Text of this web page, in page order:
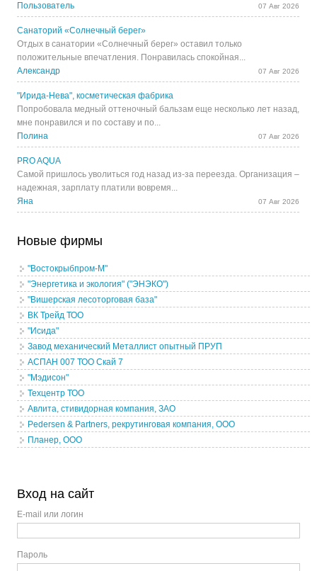
Пользователь
07 Авг 2026
Санаторий «Солнечный берег»
Отдых в санатории «Солнечный берег» оставил только
положительные впечатления. Понравилась спокойная...
Александр
07 Авг 2026
"Ирида-Нева", косметическая фабрика
Попробовала медный оттеночный бальзам еще несколько лет назад,
мне понравился и по составу и по...
Полина
07 Авг 2026
PRO AQUA
Самой пришлось уволиться год назад из-за переезда. Организация –
надежная, зарплату платили вовремя...
Яна
07 Авг 2026
Новые фирмы
"Востокрыбпром-М"
"Энергетика и экология" ("ЭНЭКО")
"Вишерская лесоторговая база"
ВК Трейд ТОО
"Исида"
Завод механический Металлист опытный ПРУП
АСПАН 007 ТОО Скай 7
"Мэдисон"
Техцентр ТОО
Авлита, стивидорная компания, ЗАО
Pedersen & Partners, рекрутинговая компания, ООО
Планер, ООО
Вход на сайт
E-mail или логин
Пароль